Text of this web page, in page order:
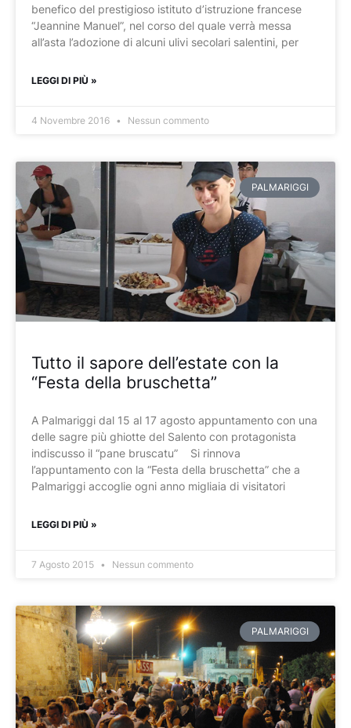
benefico del prestigioso istituto d’istruzione francese
“Jeannine Manuel”, nel corso del quale verrà messa
all’asta l’adozione di alcuni ulivi secolari salentini, per
LEGGI DI PIÙ »
4 Novembre 2016 Nessun commento
PALMARIGGI
Tutto il sapore dell’estate con la
“Festa della bruschetta”
A Palmariggi dal 15 al 17 agosto appuntamento con una
delle sagre più ghiotte del Salento con protagonista
indiscusso il “pane bruscatu” Si rinnova
l’appuntamento con la “Festa della bruschetta” che a
Palmariggi accoglie ogni anno migliaia di visitatori
LEGGI DI PIÙ »
7 Agosto 2015 Nessun commento
PALMARIGGI